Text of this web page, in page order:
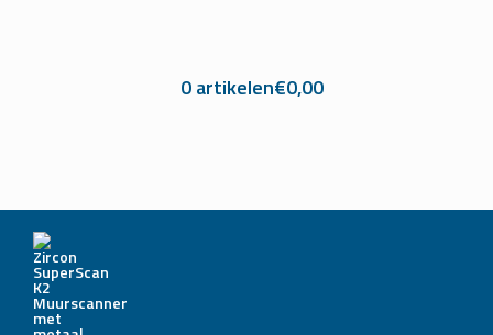
0 artikelen€0,00